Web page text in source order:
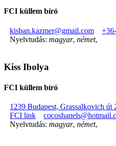
FCI küllem bíró
kisban.kazmer@gmail.com
Nyelvtudás: magyar, német,
Kiss Ibolya
FCI küllem bíró
1239 Budapest, Grassalkovich út
FCI link
Nyelvtudás: magyar, német,